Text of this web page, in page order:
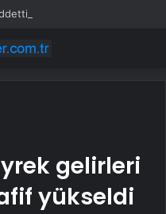
gelirleri
yükseldi